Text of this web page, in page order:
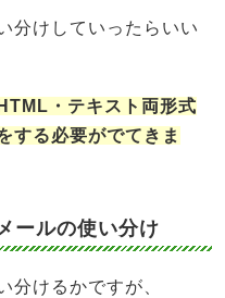
分けしていったらいい
HTML・テキスト両形式
する必要がでてきま
ールの使い分け
分けるかですが、